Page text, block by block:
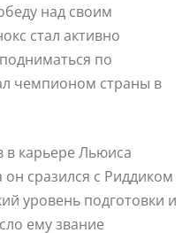
над своим
стал активно
по
чемпионом страны в
карьере Льюиса
он сразился с Риддиком
уровень подготовки и
ему звание